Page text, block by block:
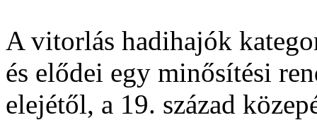
A vitorlás hadihajók
és elődei egy minősítési
elejétől, a 19. század